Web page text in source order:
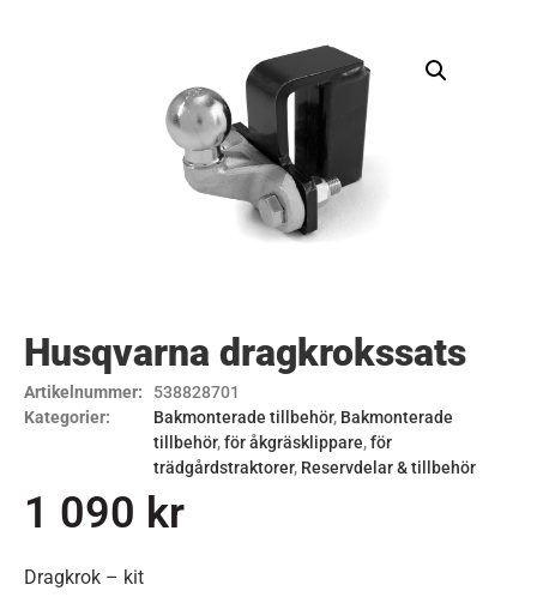
Husqvarna dragkrokssats
Artikelnummer:
538828701
Kategorier:
Bakmonterade tillbehör, Bakmonterade
tillbehör,för åkgräsklippare,för
trädgårdstraktorer, Reservdelar & tillbehör
1 090 kr
Dragkrok – kit